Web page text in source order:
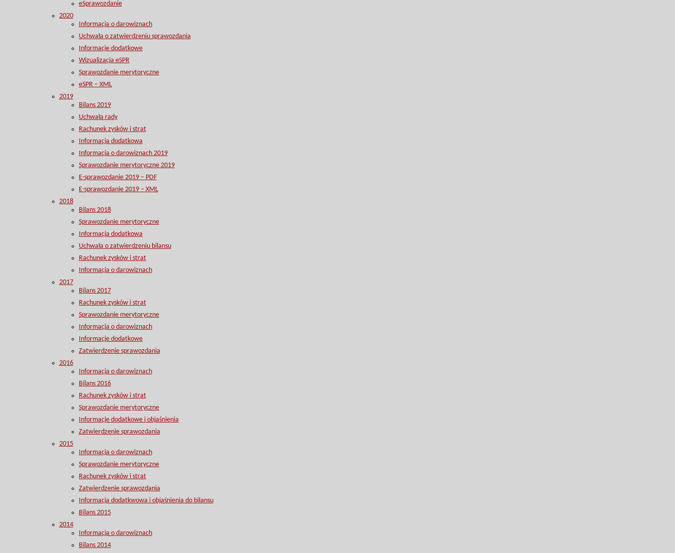
eSprawozdanie
2020
Informacja o darowiznach
Uchwała o zatwierdzeniu sprawozdania
Informacje dodatkowe
Wizualizacja eSPR
Sprawozdanie merytoryczne
eSPR – XML
2019
Bilans 2019
Uchwała rady
Rachunek zysków i strat
Informacja dodatkowa
Informacja o darowiznach 2019
Sprawozdanie merytoryczne 2019
E-sprawozdanie 2019 – PDF
E-sprawozdanie 2019 – XML
2018
Bilans 2018
Sprawozdanie merytoryczne
Informacja dodatkowa
Uchwała o zatwierdzeniu bilansu
Rachunek zysków i strat
Informacja o darowiznach
2017
Bilans 2017
Rachunek zysków i strat
Sprawozdanie merytoryczne
Informacja o darowiznach
Informacje dodatkowe
Zatwierdzenie sprawozdania
2016
Informacja o darowiznach
Bilans 2016
Rachunek zysków i strat
Sprawozdanie merytoryczne
Informacje dodatkowe i objaśnienia
Zatwierdzenie sprawozdania
2015
Informacja o darowiznach
Sprawozdanie merytoryczne
Rachunek zysków i strat
Zatwierdzenie sprawozdania
Informacja dodatkwowa i objaśnienia do bilansu
Bilans 2015
2014
Informacja o darowiznach
Bilans 2014